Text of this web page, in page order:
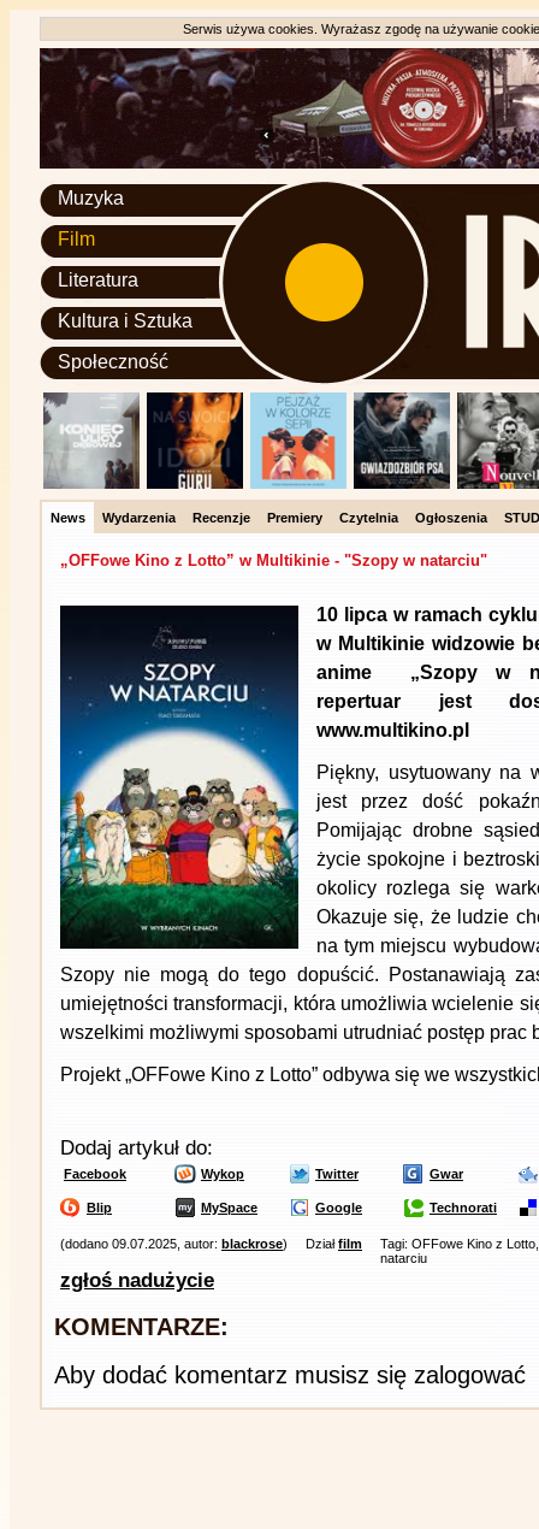
Serwis używa cookies. Wyrażasz zgodę na używanie
Muzyka
Film
Literatura
Kultura i Sztuka
Społeczność
News Wydarzenia Recenzje Premiery Czytelnia Ogłoszenia
„OFFowe Kino z Lotto” w Multikinie - "Szopy w natarciu"
10 lipca w ramach
w Multikinie widzowie
anime „Szopy w
repertuar jest
www.multikino.pl
Piękny, usytuowany na
jest przez dość
Pomijając drobne
życie spokojne i
okolicy rozlega się
Okazuje się, że ludzie
na tym miejscu
Szopy nie mogą do tego dopuścić. Postanawiają
umiejętności transformacji, która umożliwia wcielenie
wszelkimi możliwymi sposobami utrudniać postęp prac
Projekt „OFFowe Kino z Lotto” odbywa się we
Dodaj artykuł do:
Facebook Wykop Twitter Gwar
Blip MySpace Google Technorati
(dodano 09.07.2025, autor: blackrose) Działfilm
Tagi: OFFowe Kino z
natarciu
zgłoś nadużycie
KOMENTARZE:
Aby dodać komentarz musisz się zalogować